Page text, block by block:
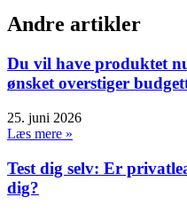
Andre artikler
Du vil have produktet
ønsket overstiger
25. juni 2026
Læs mere »
Test dig selv: Er
dig?